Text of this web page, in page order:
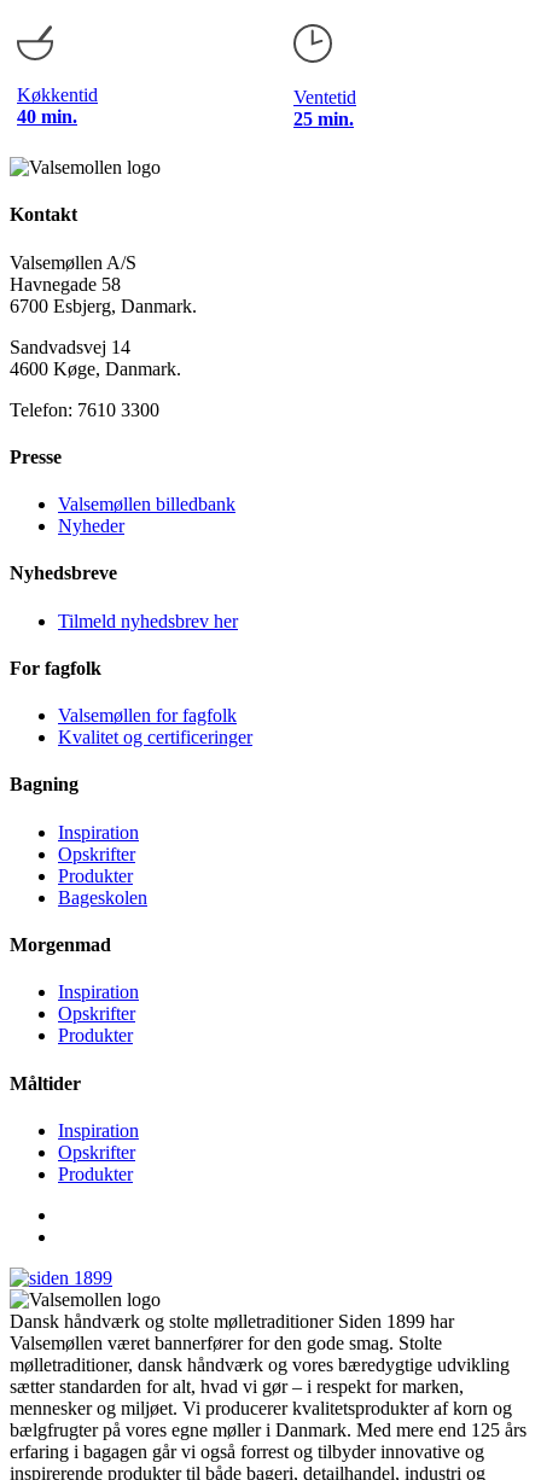
Køkkentid
40 min.
Ventetid
25 min.
Kontakt
Valsemøllen A/S
Havnegade 58
6700 Esbjerg, Danmark.
Sandvadsvej 14
4600 Køge, Danmark.
Telefon: 7610 3300
Presse
Valsemøllen billedbank
Nyheder
Nyhedsbreve
Tilmeld nyhedsbrev her
For fagfolk
Valsemøllen for fagfolk
Kvalitet og certificeringer
Bagning
Inspiration
Opskrifter
Produkter
Bageskolen
Morgenmad
Inspiration
Opskrifter
Produkter
Måltider
Inspiration
Opskrifter
Produkter
Dansk håndværk og stolte mølletraditioner Siden 1899 har
Valsemøllen været bannerfører for den gode smag. Stolte
mølletraditioner, dansk håndværk og vores bæredygtige udvikling
sætter standarden for alt, hvad vi gør – i respekt for marken,
mennesker og miljøet. Vi producerer kvalitetsprodukter af korn og
bælgfrugter på vores egne møller i Danmark. Med mere end 125 års
erfaring i bagagen går vi også forrest og tilbyder innovative og
inspirerende produkter til både bageri, detailhandel, industri og